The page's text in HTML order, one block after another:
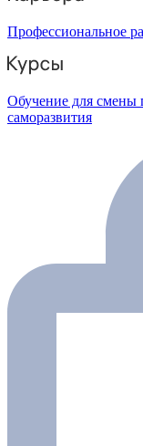
Профессиональное
Обучение для смены
саморазвития